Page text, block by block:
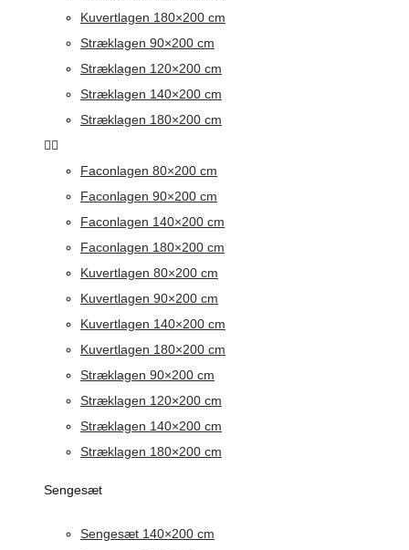
Kuvertlagen 180×200 cm
Stræklagen 90×200 cm
Stræklagen 120×200 cm
Stræklagen 140×200 cm
Stræklagen 180×200 cm
Faconlagen 80×200 cm
Faconlagen 90×200 cm
Faconlagen 140×200 cm
Faconlagen 180×200 cm
Kuvertlagen 80×200 cm
Kuvertlagen 90×200 cm
Kuvertlagen 140×200 cm
Kuvertlagen 180×200 cm
Stræklagen 90×200 cm
Stræklagen 120×200 cm
Stræklagen 140×200 cm
Stræklagen 180×200 cm
Sengesæt
Sengesæt 140×200 cm